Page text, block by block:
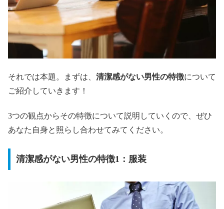
それでは本題。まずは、 清潔感がない男性の特徴について
ご紹介していきます！
3つの観点からその特徴について説明していくので、ぜひ
あなた自身と照らし合わせてみてください。
清潔感がない男性の特徴1：服装